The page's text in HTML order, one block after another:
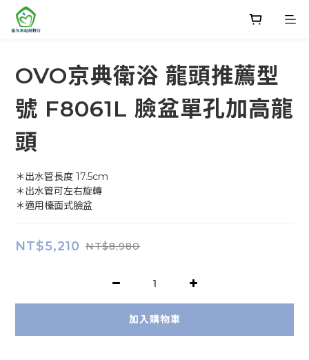
OVO京典衛浴 龍頭推薦型
號 F8061L 臉盆單孔加高龍
頭
＊出水管長度 17.5cm
＊出水管可左右旋轉
＊適用檯面式臉盆
NT$5,210 NT$8,980
加入購物車